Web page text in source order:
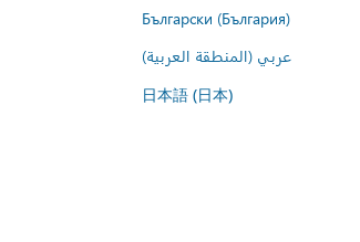
Български (България)
عربي (المنطقة العربية)
日本語 (日本)